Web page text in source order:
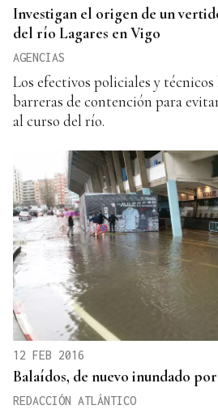
Investigan el origen de un
del río Lagares en Vigo
AGENCIAS
Los efectivos policiales y técnicos
barreras de contención para
al curso del río.
12 FEB 2016
Balaídos, de nuevo inundado
REDACCIÓN ATLÁNTICO